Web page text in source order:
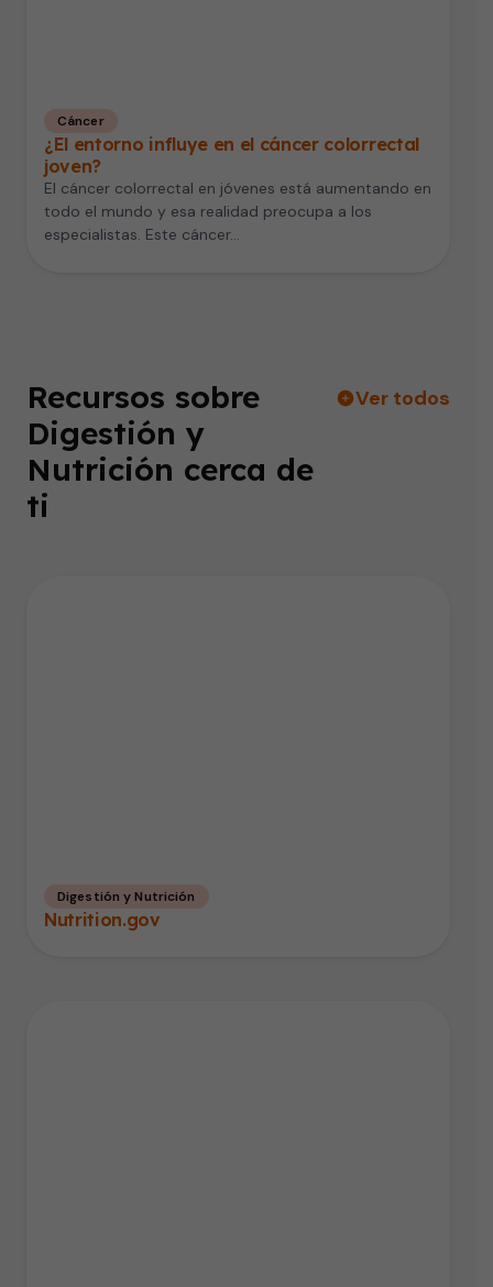
Cáncer
¿El entorno influye en el cáncer colorrectal
joven?
El cáncer colorrectal en jóvenes está aumentando en
todo el mundo y esa realidad preocupa a los
especialistas. Este cáncer…
Recursos sobre
Digestión y
Nutrición cerca de
ti
Ver todos
Digestión y Nutrición
Nutrition.gov